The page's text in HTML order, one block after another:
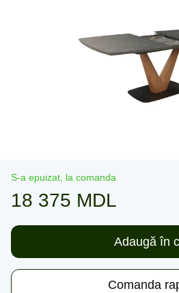
S-a epuizat, la comanda
18 375 MDL
Adaugă în
Comanda